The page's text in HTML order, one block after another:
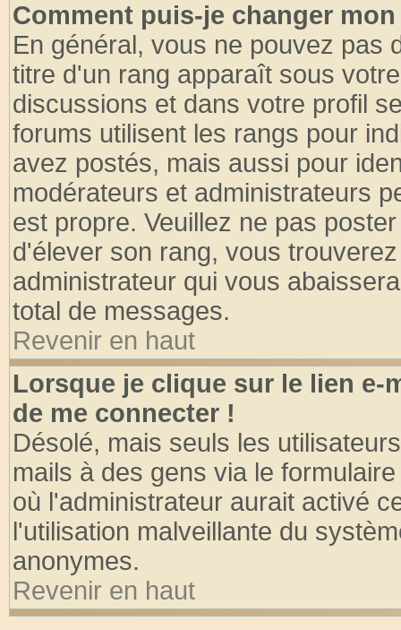
Comment puis-je changer
En général, vous ne pouvez pas
titre d'un rang apparaît sous
discussions et dans votre profil
forums utilisent les rangs pour
avez postés, mais aussi pour
modérateurs et administrateurs
est propre. Veuillez ne pas
d'élever son rang, vous
administrateur qui vous
total de messages.
Revenir en haut
Lorsque je clique sur le lien e-
de me connecter !
Désolé, mais seuls les
mails à des gens via le
où l'administrateur aurait activé
l'utilisation malveillante du
anonymes.
Revenir en haut